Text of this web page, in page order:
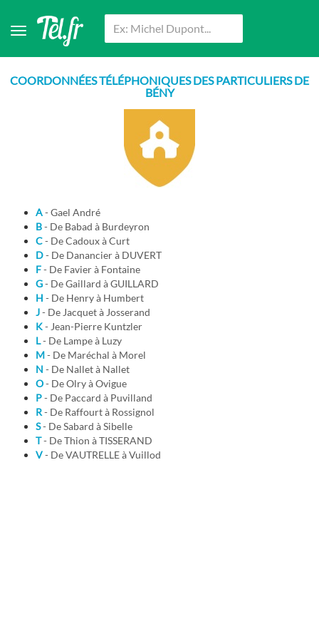
COORDONNÉES TÉLÉPHONIQUES DES PARTICULIERS DE
BÉNY
A
- Gael André
B
- De Babad à Burdeyron
C
- De Cadoux à Curt
D
- De Danancier à DUVERT
F
- De Favier à Fontaine
G
- De Gaillard à GUILLARD
H
- De Henry à Humbert
J
- De Jacquet à Josserand
K
- Jean-Pierre Kuntzler
L
- De Lampe à Luzy
M
- De Maréchal à Morel
N
- De Nallet à Nallet
O
- De Olry à Ovigue
P
- De Paccard à Puvilland
R
- De Raffourt à Rossignol
S
- De Sabard à Sibelle
T
- De Thion à TISSERAND
V
- De VAUTRELLE à Vuillod